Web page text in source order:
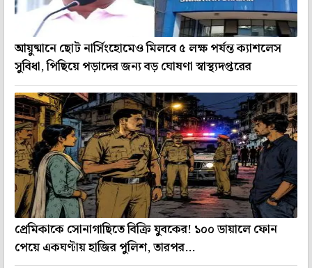
আয়ুষ্মানে ছোট নার্সিংহোমেও মিলবে ৫ লক্ষ পর্যন্ত ক্যাশলেস
সুবিধা, পিছিয়ে পড়াদের জন্য বড় ঘোষণা স্বাস্থ্যদপ্তরের
প্রেমিকাকে সোনাগাছিতে বিক্রি যুবকের! ১০০ ডায়ালে ফোন
পেয়ে একঘণ্টায় হাজির পুলিশ, তারপর...